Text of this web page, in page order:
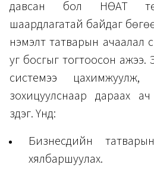
давсан бол НӨАТ
шаардлагатай байдаг
нэмэлт татварын ачаалал
уг босгыг тогтоосон
системээ цахимжуулж,
зохицуулснаар дараах
үздэг. Үүнд:
Бизнесүүдийн
хялбаршуулах.